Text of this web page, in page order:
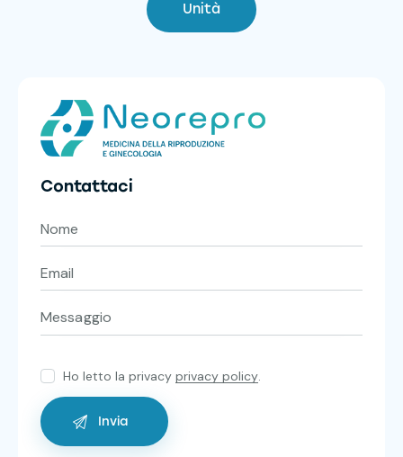
Unità
Contattaci
Ho letto la privacyprivacy policy.